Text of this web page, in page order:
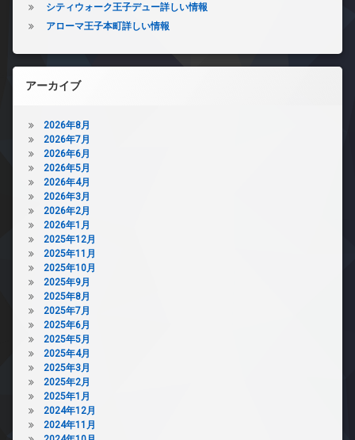
シティウォーク王子デュー詳しい情報
アローマ王子本町詳しい情報
アーカイブ
2026年8月
2026年7月
2026年6月
2026年5月
2026年4月
2026年3月
2026年2月
2026年1月
2025年12月
2025年11月
2025年10月
2025年9月
2025年8月
2025年7月
2025年6月
2025年5月
2025年4月
2025年3月
2025年2月
2025年1月
2024年12月
2024年11月